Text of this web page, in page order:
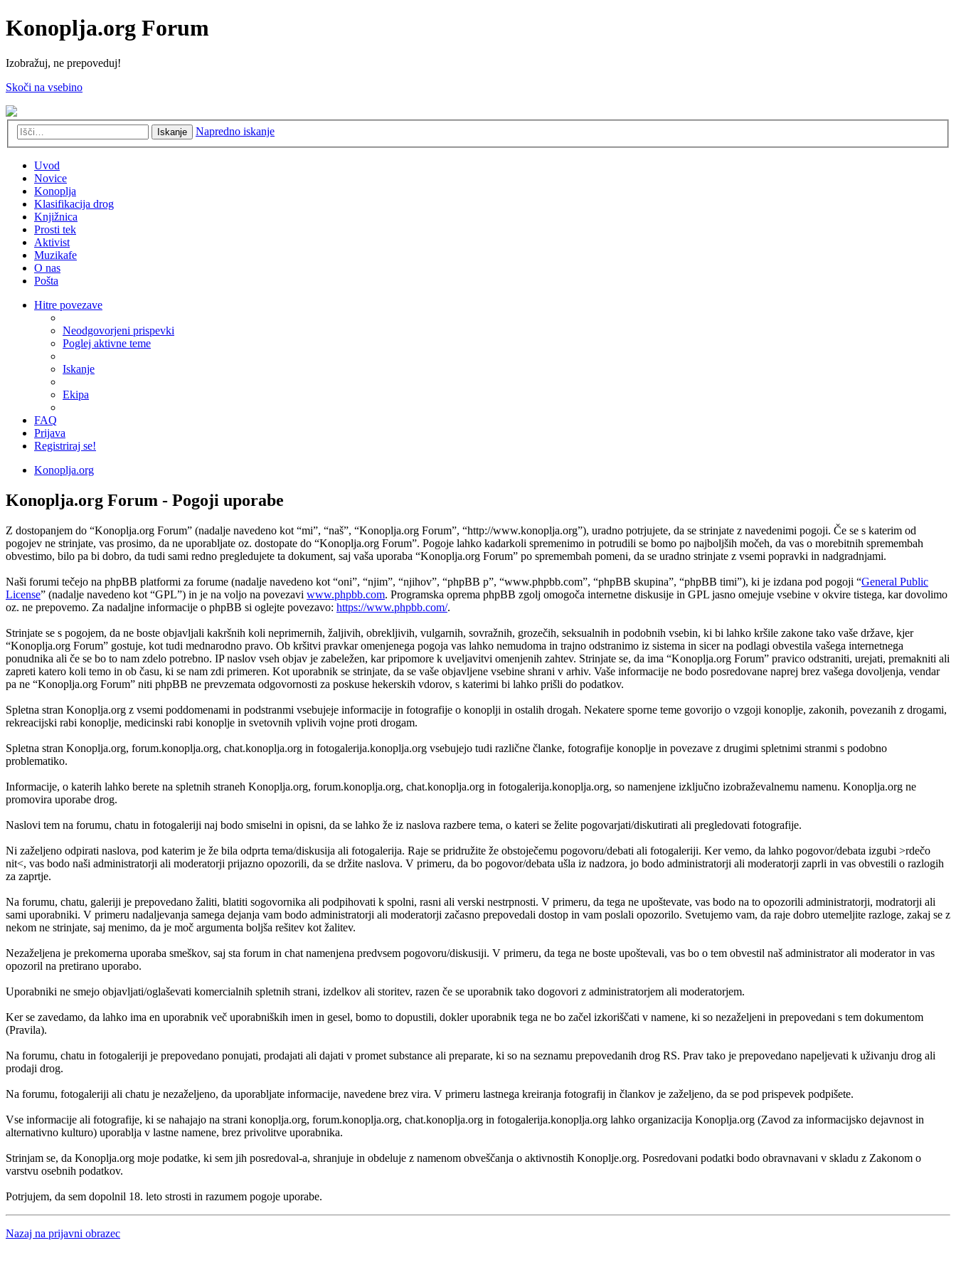
Konoplja.org Forum
Izobražuj, ne prepoveduj!
Skoči na vsebino
Iskanje Napredno iskanje
Uvod
Novice
Konoplja
Klasifikacija drog
Knjižnica
Prosti tek
Aktivist
Muzikafe
O nas
Pošta
Hitre povezave
Neodgovorjeni prispevki
Poglej aktivne teme
Iskanje
Ekipa
FAQ
Prijava
Registriraj se!
Konoplja.org
Konoplja.org Forum - Pogoji uporabe
Z dostopanjem do “Konoplja.org Forum” (nadalje navedeno kot “mi”, “naš”, “Konoplja.org Forum”, “http://www.konoplja.org”), uradno potrjujete, da se strinjate z navedenimi pogoji. Če se s katerim od
pogojev ne strinjate, vas prosimo, da ne uporabljate oz. dostopate do “Konoplja.org Forum”. Pogoje lahko kadarkoli spremenimo in potrudili se bomo po najboljših močeh, da vas o morebitnih spremembah
obvestimo, bilo pa bi dobro, da tudi sami redno pregledujete ta dokument, saj vaša uporaba “Konoplja.org Forum” po spremembah pomeni, da se uradno strinjate z vsemi popravki in nadgradnjami.
Naši forumi tečejo na phpBB platformi za forume (nadalje navedeno kot “oni”, “njim”, “njihov”, “phpBB p”, “www.phpbb.com”, “phpBB skupina”, “phpBB timi”), ki je izdana pod pogoji “General Public
License” (nadalje navedeno kot “GPL”) in je na voljo na povezavi www.phpbb.com. Programska oprema phpBB zgolj omogoča internetne diskusije in GPL jasno omejuje vsebine v okvire tistega, kar dovolimo
oz. ne prepovemo. Za nadaljne informacije o phpBB si oglejte povezavo: https://www.phpbb.com/.
Strinjate se s pogojem, da ne boste objavljali kakršnih koli neprimernih, žaljivih, obrekljivih, vulgarnih, sovražnih, grozečih, seksualnih in podobnih vsebin, ki bi lahko kršile zakone tako vaše države, kjer
“Konoplja.org Forum” gostuje, kot tudi mednarodno pravo. Ob kršitvi pravkar omenjenega pogoja vas lahko nemudoma in trajno odstranimo iz sistema in sicer na podlagi obvestila vašega internetnega
ponudnika ali če se bo to nam zdelo potrebno. IP naslov vseh objav je zabeležen, kar pripomore k uveljavitvi omenjenih zahtev. Strinjate se, da ima “Konoplja.org Forum” pravico odstraniti, urejati, premakniti ali
zapreti katero koli temo in ob času, ki se nam zdi primeren. Kot uporabnik se strinjate, da se vaše objavljene vsebine shrani v arhiv. Vaše informacije ne bodo posredovane naprej brez vašega dovoljenja, vendar
pa ne “Konoplja.org Forum” niti phpBB ne prevzemata odgovornosti za poskuse hekerskih vdorov, s katerimi bi lahko prišli do podatkov.
Spletna stran Konoplja.org z vsemi poddomenami in podstranmi vsebujeje informacije in fotografije o konoplji in ostalih drogah. Nekatere sporne teme govorijo o vzgoji konoplje, zakonih, povezanih z drogami,
rekreacijski rabi konoplje, medicinski rabi konoplje in svetovnih vplivih vojne proti drogam.
Spletna stran Konoplja.org, forum.konoplja.org, chat.konoplja.org in fotogalerija.konoplja.org vsebujejo tudi različne članke, fotografije konoplje in povezave z drugimi spletnimi stranmi s podobno
problematiko.
Informacije, o katerih lahko berete na spletnih straneh Konoplja.org, forum.konoplja.org, chat.konoplja.org in fotogalerija.konoplja.org, so namenjene izključno izobraževalnemu namenu. Konoplja.org ne
promovira uporabe drog.
Naslovi tem na forumu, chatu in fotogaleriji naj bodo smiselni in opisni, da se lahko že iz naslova razbere tema, o kateri se želite pogovarjati/diskutirati ali pregledovati fotografije.
Ni zaželjeno odpirati naslova, pod katerim je že bila odprta tema/diskusija ali fotogalerija. Raje se pridružite že obstoječemu pogovoru/debati ali fotogaleriji. Ker vemo, da lahko pogovor/debata izgubi >rdečo
nit<, vas bodo naši administratorji ali moderatorji prijazno opozorili, da se držite naslova. V primeru, da bo pogovor/debata ušla iz nadzora, jo bodo administratorji ali moderatorji zaprli in vas obvestili o razlogih
za zaprtje.
Na forumu, chatu, galeriji je prepovedano žaliti, blatiti sogovornika ali podpihovati k spolni, rasni ali verski nestrpnosti. V primeru, da tega ne upoštevate, vas bodo na to opozorili administratorji, modratorji ali
sami uporabniki. V primeru nadaljevanja samega dejanja vam bodo administratorji ali moderatorji začasno prepovedali dostop in vam poslali opozorilo. Svetujemo vam, da raje dobro utemeljite razloge, zakaj se z
nekom ne strinjate, saj menimo, da je moč argumenta boljša rešitev kot žalitev.
Nezaželjena je prekomerna uporaba smeškov, saj sta forum in chat namenjena predvsem pogovoru/diskusiji. V primeru, da tega ne boste upoštevali, vas bo o tem obvestil naš administrator ali moderator in vas
opozoril na pretirano uporabo.
Uporabniki ne smejo objavljati/oglaševati komercialnih spletnih strani, izdelkov ali storitev, razen če se uporabnik tako dogovori z administratorjem ali moderatorjem.
Ker se zavedamo, da lahko ima en uporabnik več uporabniških imen in gesel, bomo to dopustili, dokler uporabnik tega ne bo začel izkoriščati v namene, ki so nezaželjeni in prepovedani s tem dokumentom
(Pravila).
Na forumu, chatu in fotogaleriji je prepovedano ponujati, prodajati ali dajati v promet substance ali preparate, ki so na seznamu prepovedanih drog RS. Prav tako je prepovedano napeljevati k uživanju drog ali
prodaji drog.
Na forumu, fotogaleriji ali chatu je nezaželjeno, da uporabljate informacije, navedene brez vira. V primeru lastnega kreiranja fotografij in člankov je zaželjeno, da se pod prispevek podpišete.
Vse informacije ali fotografije, ki se nahajajo na strani konoplja.org, forum.konoplja.org, chat.konoplja.org in fotogalerija.konoplja.org lahko organizacija Konoplja.org (Zavod za informacijsko dejavnost in
alternativno kulturo) uporablja v lastne namene, brez privolitve uporabnika.
Strinjam se, da Konoplja.org moje podatke, ki sem jih posredoval-a, shranjuje in obdeluje z namenom obveščanja o aktivnostih Konoplje.org. Posredovani podatki bodo obravnavani v skladu z Zakonom o
varstvu osebnih podatkov.
Potrjujem, da sem dopolnil 18. leto strosti in razumem pogoje uporabe.
Nazaj na prijavni obrazec